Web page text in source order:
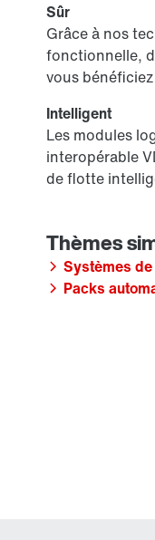
Sûr
Grâce à nos
fonctionnelle,
vous
Intelligent
Les modules
interopérable
de flotte
Systèmes
Packs